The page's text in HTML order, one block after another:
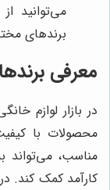
می‌توانید
برندهای
معرفی
در بازار لوازم
محصولات با
مناسب، می‌تواند
کارآمد کمک کند.